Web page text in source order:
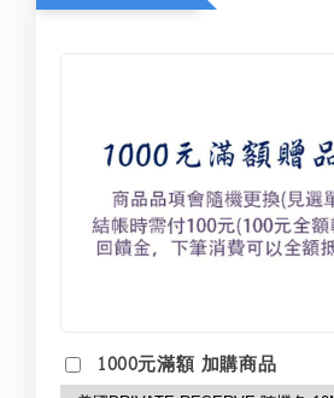
1000元滿額 加購商品